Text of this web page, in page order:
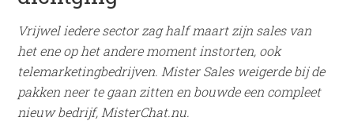
Vrijwel iedere sector zag half maart zijn sales van
het ene op het andere moment instorten, ook
telemarketingbedrijven. Mister Sales weigerde bij de
pakken neer te gaan zitten en bouwde een compleet
nieuw bedrijf, MisterChat.nu.